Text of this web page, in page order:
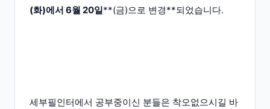
(화)에서 6월 20일**(금)으로 변경**되었습니다.
세부필인터에서 공부중이신 분들은 착오없으시길 바